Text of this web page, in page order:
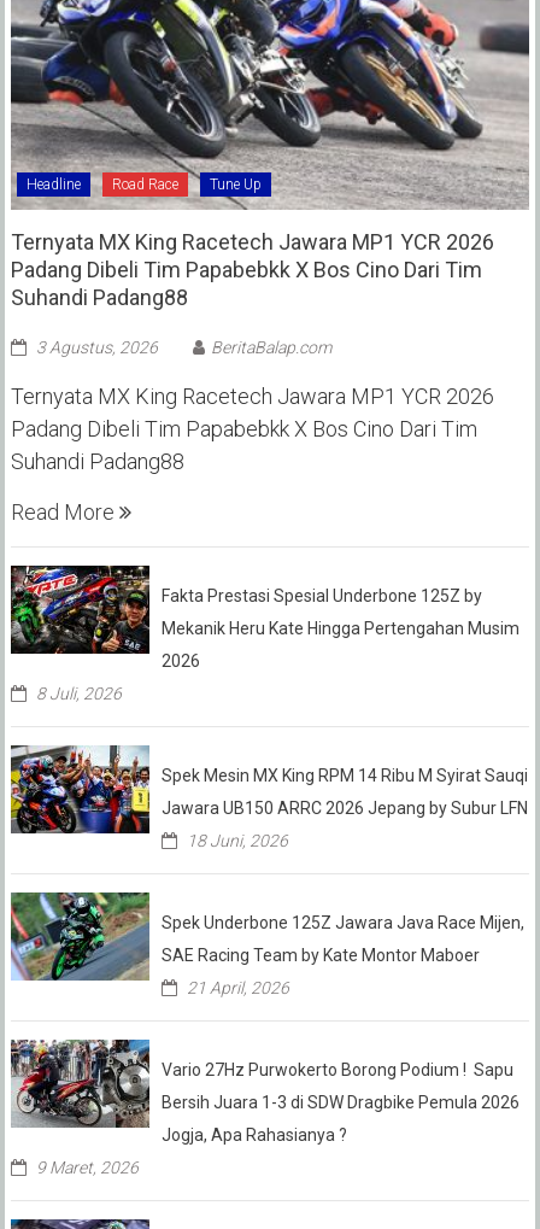
Headline Road Race Tune Up
Ternyata MX King Racetech Jawara MP1 YCR 2026
Padang Dibeli Tim Papabebkk X Bos Cino Dari Tim
Suhandi Padang88
3 Agustus, 2026 BeritaBalap.com
Ternyata MX King Racetech Jawara MP1 YCR 2026
Padang Dibeli Tim Papabebkk X Bos Cino Dari Tim
Suhandi Padang88
Read More
Fakta Prestasi Spesial Underbone 125Z by
Mekanik Heru Kate Hingga Pertengahan Musim
2026
8 Juli, 2026
Spek Mesin MX King RPM 14 Ribu M Syirat Sauqi
Jawara UB150 ARRC 2026 Jepang by Subur LFN
18 Juni, 2026
Spek Underbone 125Z Jawara Java Race Mijen,
SAE Racing Team by Kate Montor Maboer
21 April, 2026
Vario 27Hz Purwokerto Borong Podium ! Sapu
Bersih Juara 1-3 di SDW Dragbike Pemula 2026
Jogja, Apa Rahasianya ?
9 Maret, 2026